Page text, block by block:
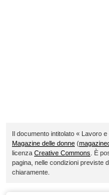
Il documento intitolato « Lavoro
Magazine delle donne (
licenza Creative Commons . È
pagina, nelle condizioni previste
chiaramente.